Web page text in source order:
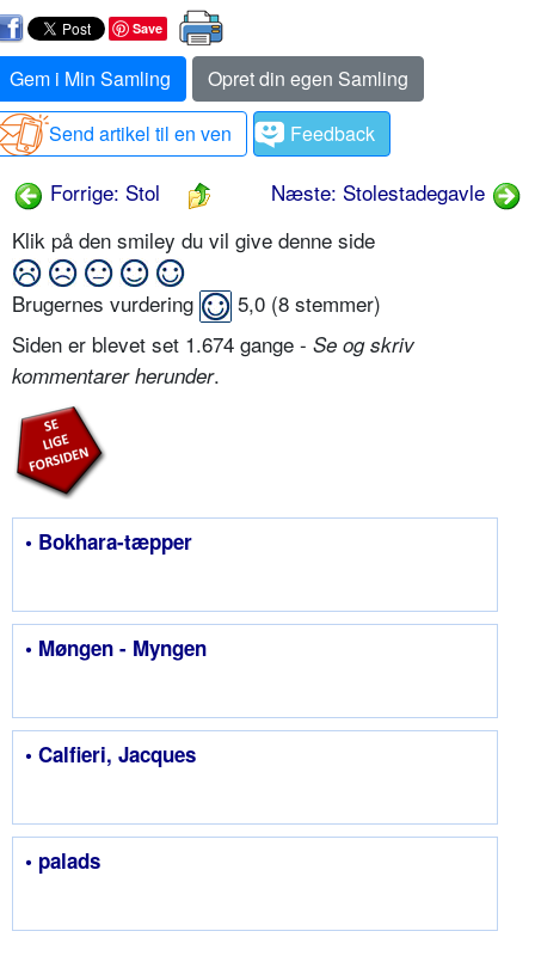
Save
Gem i Min Samling
Opret din egen Samling
Send artikel til en ven
Feedback
Forrige: Stol
Næste: Stolestadegavle
Klik på den smiley du vil give denne side
Brugernes vurdering 5,0 (8 stemmer)
Siden er blevet set 1.674 gange - Se og skriv
kommentarer herunder.
• Bokhara-tæpper
• Møngen - Myngen
• Calfieri, Jacques
• palads